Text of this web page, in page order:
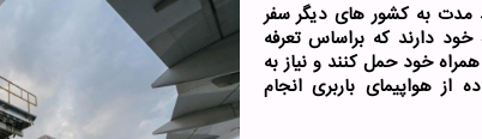
مدت به كشور های دیگر سفر
دارند كه براساس تعرفه
خود حمل كنند و نیاز به
از هواپیمای باربری انجام